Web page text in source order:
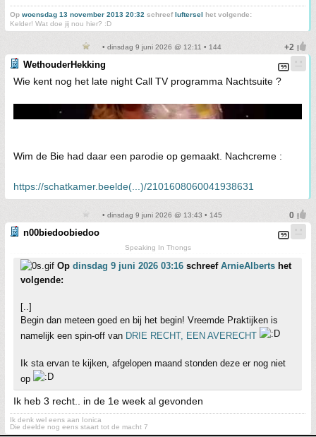
Op woensdag 13 november 2013 20:32 schreefluftersel het volgende:
Kelder! Wat doe jij nou hier? :D
• dinsdag 9 juni 2026 @ 12:11 • 144
WethouderHekking
Wie kent nog het late night Call TV programma Nachtsuite ?
Wim de Bie had daar een parodie op gemaakt. Nachcreme :
https://schatkamer.beelde(...)/2101608060041938631
• dinsdag 9 juni 2026 @ 13:43 • 145
n00biedoobiedoo
Speaking In Thongs
Op dinsdag 9 juni 2026 03:16 schreef ArnieAlberts het
volgende:
[..]
Begin dan meteen goed en bij het begin! Vreemde Praktijken is
namelijk een spin-off van DRIE RECHT, EEN AVERECHT
Ik sta ervan te kijken, afgelopen maand stonden deze er nog niet
op
Ik heb 3 recht.. in de 1e week al gevonden
Ik denk wel eens aan Ionica
Die deelde nog eens staart tot de macht 7